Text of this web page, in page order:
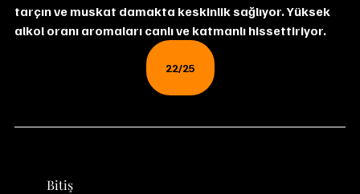
tarçın ve muskat damakta keskinlik sağlıyor. Yüksek
alkol oranı aromaları canlı ve katmanlı hissettiriyor.
22/25
	Bitiş